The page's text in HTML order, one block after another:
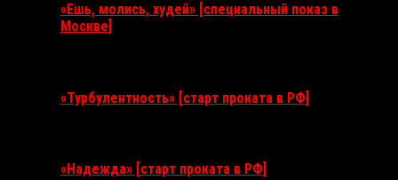
«Ешь, молись, худей» [специальный показ в
Москве]
«Турбулентность» [старт проката в РФ]
«Надежда» [старт проката в РФ]